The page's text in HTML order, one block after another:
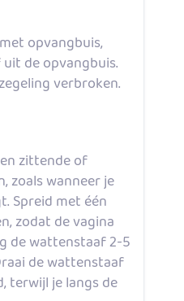
opvangbuis,
de opvangbuis.
verbroken.
zittende of
zoals wanneer je
Spreid met één
zodat de vagina
de wattenstaaf 2-5
de wattenstaaf
terwijl je langs de